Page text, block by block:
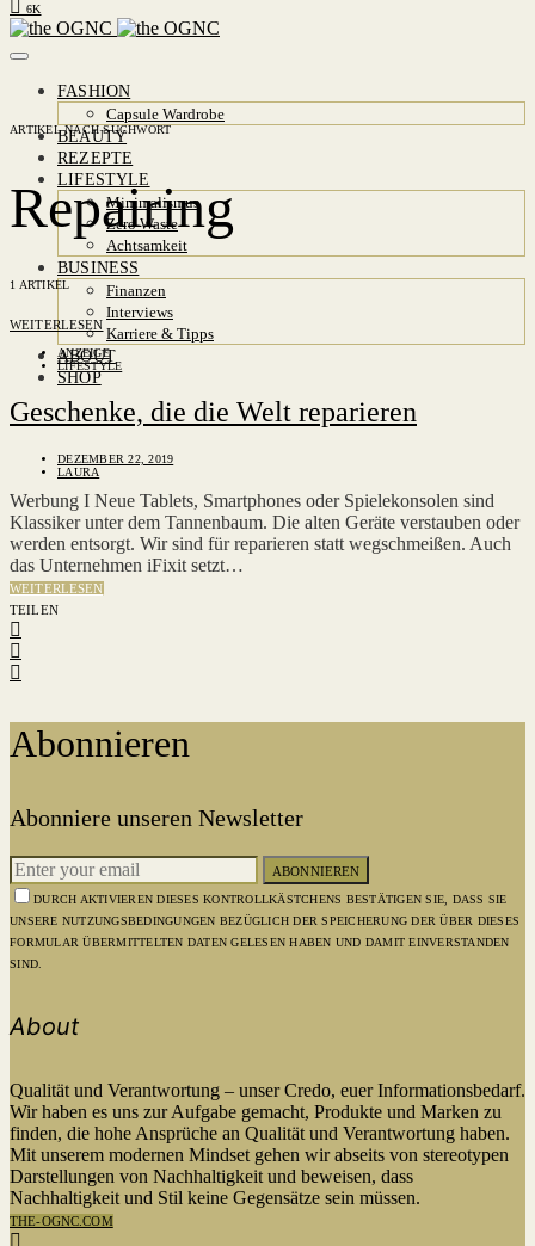
6K
FASHION
Capsule Wardrobe
BEAUTY
REZEPTE
LIFESTYLE
Minimalismus
Zero Waste
Achtsamkeit
BUSINESS
Finanzen
Interviews
Karriere & Tipps
ABOUT
SHOP
ARTIKEL NACH SUCHWORT
Repairing
1 ARTIKEL
WEITERLESEN
ANZEIGE
LIFESTYLE
Geschenke, die die Welt reparieren
DEZEMBER 22, 2019
LAURA
Werbung I Neue Tablets, Smartphones oder Spielekonsolen sind
Klassiker unter dem Tannenbaum. Die alten Geräte verstauben oder
werden entsorgt. Wir sind für reparieren statt wegschmeißen. Auch
das Unternehmen iFixit setzt…
WEITERLESEN
TEILEN
Abonnieren
Abonniere unseren Newsletter
ABONNIEREN
DURCH AKTIVIEREN DIESES KONTROLLKÄSTCHENS BESTÄTIGEN SIE, DASS SIE
UNSERE NUTZUNGSBEDINGUNGEN BEZÜGLICH DER SPEICHERUNG DER ÜBER DIESES
FORMULAR ÜBERMITTELTEN DATEN GELESEN HABEN UND DAMIT EINVERSTANDEN
SIND.
About
Qualität und Verantwortung – unser Credo, euer Informationsbedarf.
Wir haben es uns zur Aufgabe gemacht, Produkte und Marken zu
finden, die hohe Ansprüche an Qualität und Verantwortung haben.
Mit unserem modernen Mindset gehen wir abseits von stereotypen
Darstellungen von Nachhaltigkeit und beweisen, dass
Nachhaltigkeit und Stil keine Gegensätze sein müssen.
THE-OGNC.COM